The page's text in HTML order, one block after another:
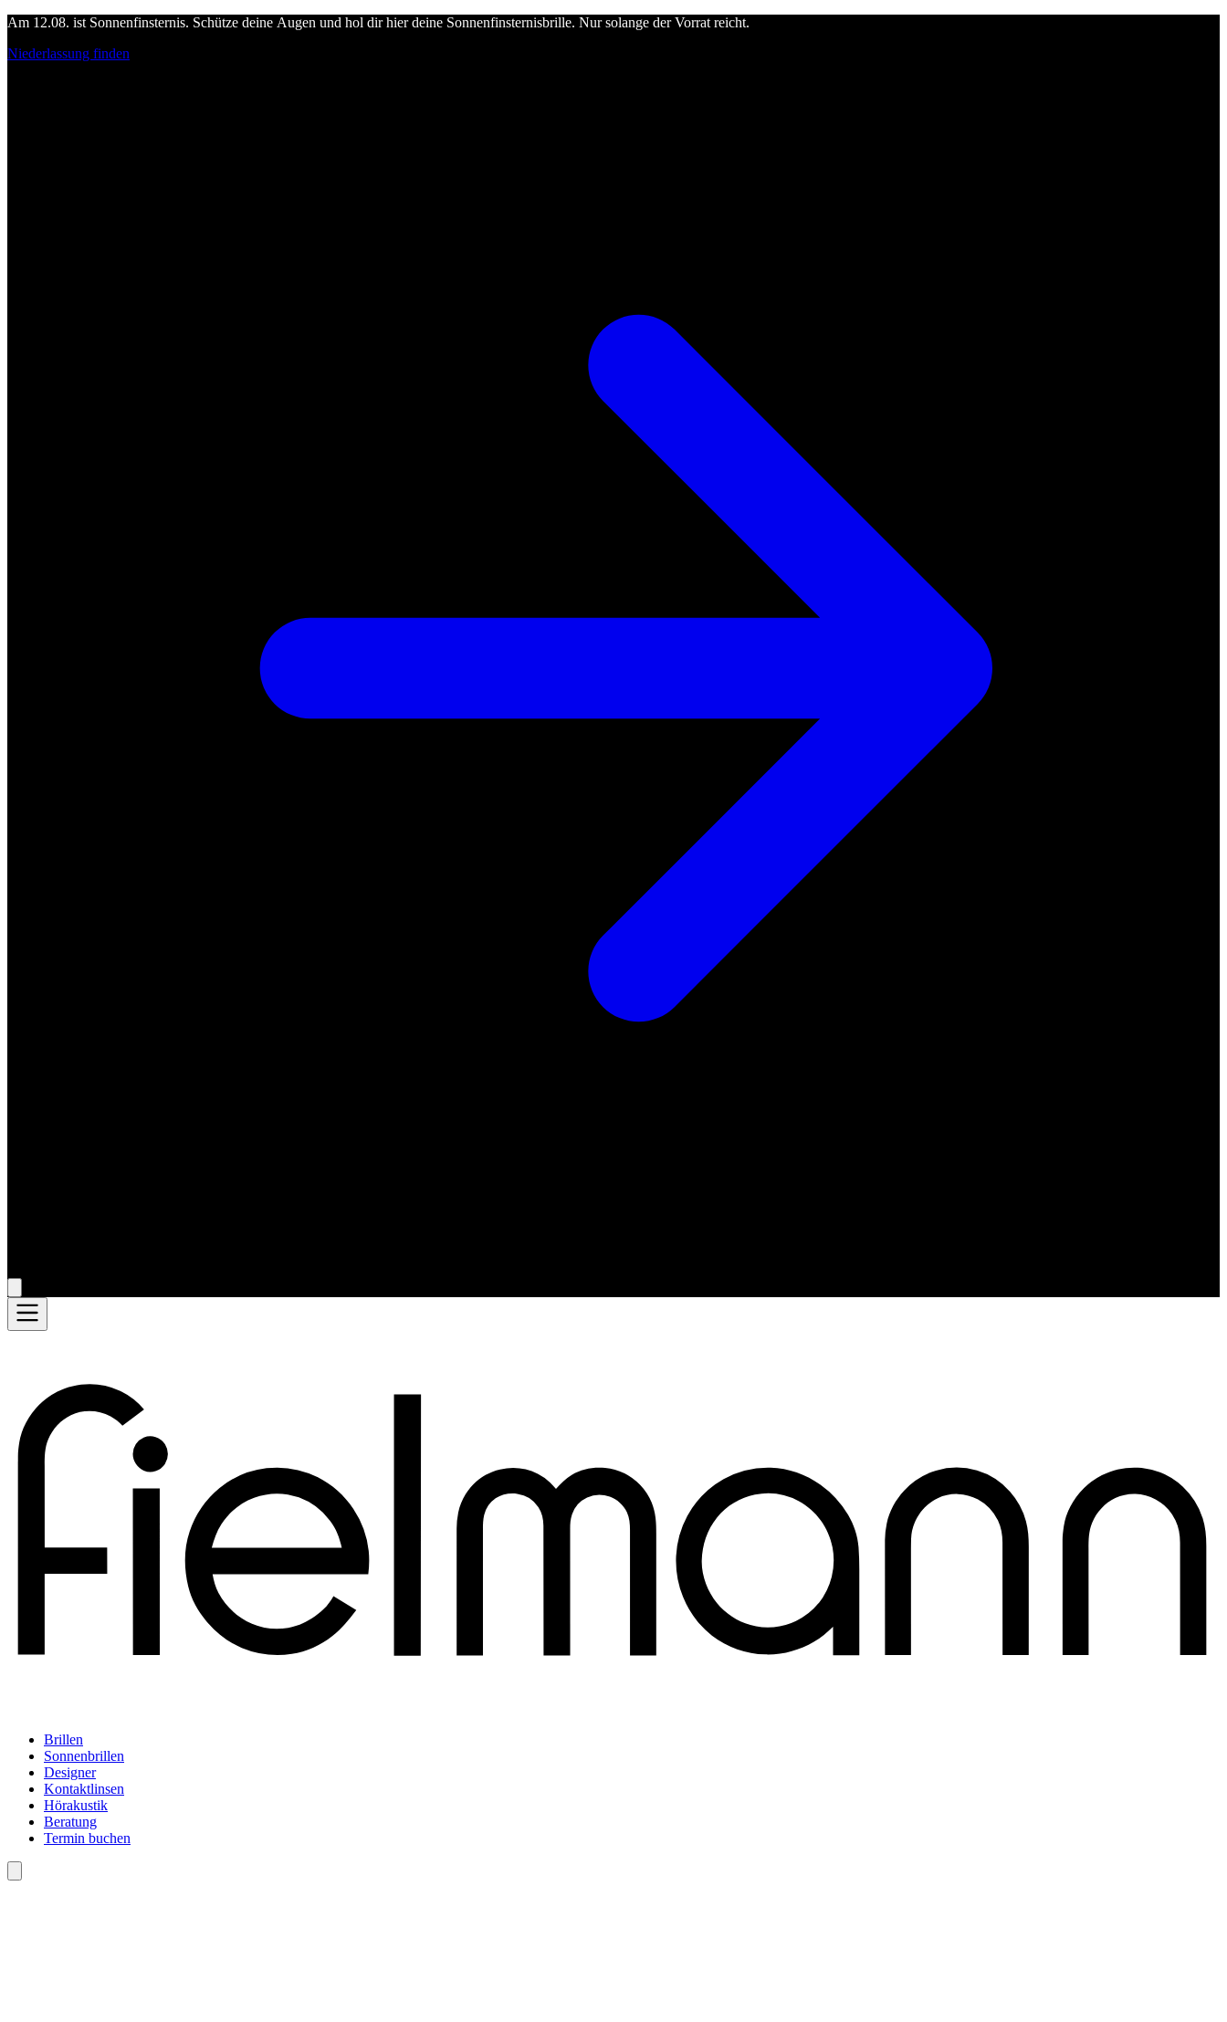
Am 12.08. ist Sonnenfinsternis. Schütze deine Augen und hol dir hier deine Sonnenfinsternisbrille. Nur solange der Vorrat reicht.
Niederlassung finden
Brillen
Sonnenbrillen
Designer
Kontaktlinsen
Hörakustik
Beratung
Termin buchen